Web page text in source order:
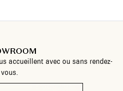
accueillent avec ou sans rendez-
vous.